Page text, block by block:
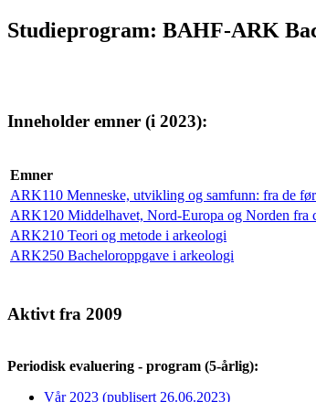
Studieprogram: BAHF-ARK
Inneholder emner (i 2023):
Emner
ARK110 Menneske, utvikling og samfunn: fra de
ARK120 Middelhavet, Nord-Europa og Norden fra
ARK210 Teori og metode i arkeologi
ARK250 Bacheloroppgave i arkeologi
Aktivt fra 2009
Periodisk evaluering - program (5-årlig):
Vår 2023 (publisert 26.06.2023)